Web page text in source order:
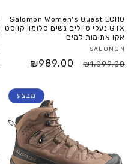
Salomon Women's Quest ECHO
GTX נעלי טיולים נשים סלומון קווסט
אקו אתומות למים
SALOMON
₪1,099.00
₪989.00
מבצע